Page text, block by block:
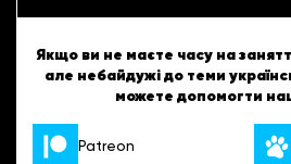
Про нас
ШБТурнір
ШБТворчість
Українські підказки
Якщо ви не маєте часу на
але небайдужі до теми
можете допомогти
Patreon